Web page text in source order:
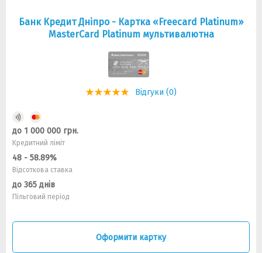
Банк Кредит Дніпро - Картка «Freecard Platinum»
MasterCard Platinum мультивалютна
Відгуки (0)
до 1 000 000 грн.
Кредитний ліміт
48 - 58.89%
Відсоткова ставка
до 365 днів
Пільговий період
Оформити картку